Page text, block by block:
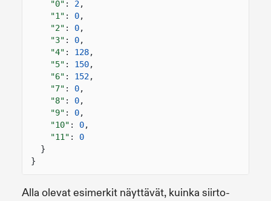
"0" : 2,
"1" : 0,
"2" : 0,
"3" : 0,
"4" : 128,
"5" : 150,
"6" : 152,
"7" : 0,
"8" : 0,
"9" : 0,
"10" : 0,
"11" :
0
}
}
Alla olevat esimerkit näyttävät, kuinka siirto-